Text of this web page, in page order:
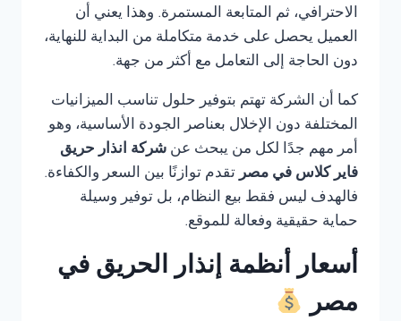
الاحترافي، ثم المتابعة المستمرة. وهذا يعني أن
العميل يحصل على خدمة متكاملة من البداية للنهاية،
دون الحاجة إلى التعامل مع أكثر من جهة.
كما أن الشركة تهتم بتوفير حلول تناسب الميزانيات
المختلفة دون الإخلال بعناصر الجودة الأساسية، وهو
أمر مهم جدًا لكل من يبحث عن شركة انذار حريق
فاير كلاس في مصر تقدم توازنًا بين السعر والكفاءة.
فالهدف ليس فقط بيع النظام، بل توفير وسيلة
حماية حقيقية وفعالة للموقع.
أسعار أنظمة إنذار الحريق في
مصر